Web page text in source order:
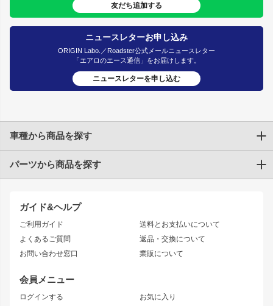
友だち追加する
ニュースレターお申し込み
ORIGIN Labo.／Roadster公式メールニュースレター
「エアロのエース通信」をお届けします。
ニュースレターを申し込む
ガイド&ヘルプ
ご利用ガイド
よくあるご質問
お問い合わせ窓口
送料とお支払いについて
返品・交換について
業販について
会員メニュー
ログインする
お気に入り
車種から商品を探す
トヨタ
JZX90 CHASER
JZX110 MARK II
JZX100 MARK II
JZX90 MARK II
トレノ
マークX
アリスト
ソアラ
アルテッツァ
パーツから商品を探す
エアロシリーズ
ドリフトライン
風神
雷神
レーシングライン
アタックライン
ストリームライン